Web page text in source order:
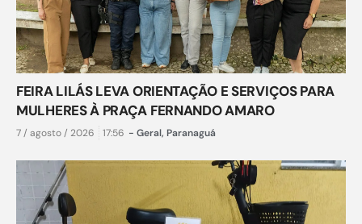
FEIRA LILÁS LEVA ORIENTAÇÃO E SERVIÇOS PARA
MULHERES À PRAÇA FERNANDO AMARO
7 / agosto / 2026 17:56 - Geral, Paranaguá